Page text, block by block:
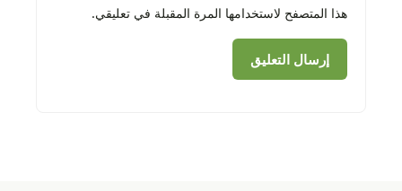
هذا المتصفح لاستخدامها المرة المقبلة في تعليقي.